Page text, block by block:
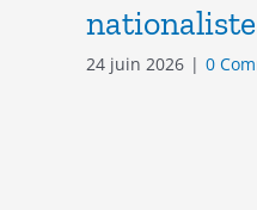
24 juin 2026 | 0